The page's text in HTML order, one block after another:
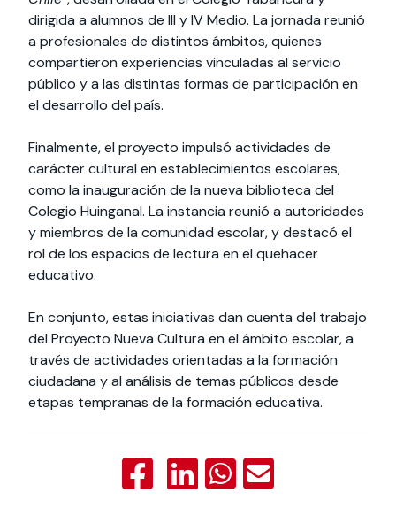
dirigida a alumnos de III y IV Medio. La jornada reunió
a profesionales de distintos ámbitos, quienes
compartieron experiencias vinculadas al servicio
público y a las distintas formas de participación en
el desarrollo del país.
Finalmente, el proyecto impulsó actividades de
carácter cultural en establecimientos escolares,
como la inauguración de la nueva biblioteca del
Colegio Huinganal. La instancia reunió a autoridades
y miembros de la comunidad escolar, y destacó el
rol de los espacios de lectura en el quehacer
educativo.
En conjunto, estas iniciativas dan cuenta del trabajo
del Proyecto Nueva Cultura en el ámbito escolar, a
través de actividades orientadas a la formación
ciudadana y al análisis de temas públicos desde
etapas tempranas de la formación educativa.